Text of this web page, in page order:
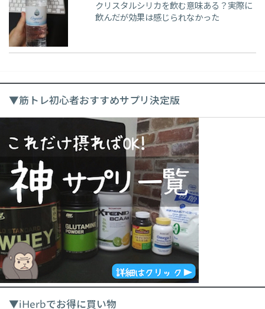
クリスタルシリカを飲む意味ある？実際に
飲んだが効果は感じられなかった
▼筋トレ初心者おすすめサプリ決定版
▼iHerbでお得に買い物